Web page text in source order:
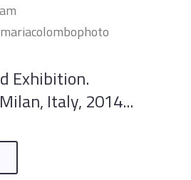
Exhibition.
Italy, 2014...